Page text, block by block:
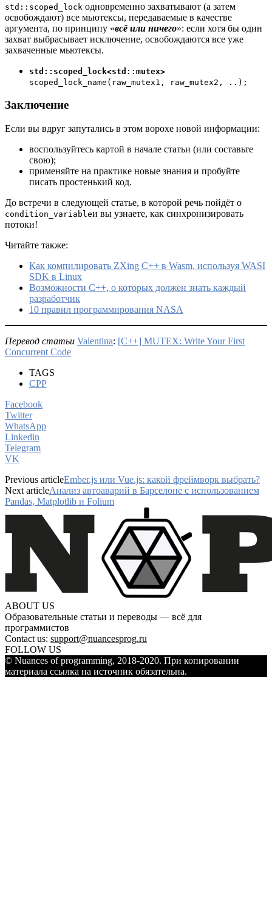
std::scoped_lock одновременно захватывают (а затем
освобождают) все мьютексы, передаваемые в качестве
аргумента, по принципу «всё или ничего»: если хотя бы один
захват выбрасывает исключение, освобождаются все уже
захваченные мьютексы.
std::scoped_lock<std::mutex>
scoped_lock_name(raw_mutex1, raw_mutex2, ..);
Заключение
Если вы вдруг запутались в этом ворохе новой информации:
воспользуйтесь картой в начале статьи (или составьте
свою);
применяйте на практике новые знания и пробуйте
писать простенький код.
До встречи в следующей статье, в которой речь пойдёт о
condition_variableи вы узнаете, как синхронизировать
потоки!
Читайте также:
Как компилировать ZXing C++ в Wasm, используя WASI
SDK в Linux
Возможности C++, о которых должен знать каждый
разработчик
10 правил программирования NASA
Перевод статьи Valentina: [C++] MUTEX: Write Your First
Concurrent Code
TAGS
CPP
Facebook
Twitter
WhatsApp
Linkedin
Telegram
VK
Previous articleEmber.js или Vue.js: какой фреймворк выбрать?
Next articleАнализ автоаварий в Барселоне с использованием
Pandas, Matplotlib и Folium
ABOUT US
Образовательные статьи и переводы — всё для
программистов
Contact us: support@nuancesprog.ru
FOLLOW US
© Nuances of programming, 2018-2020. При копировании
материала ссылка на источник обязательна.